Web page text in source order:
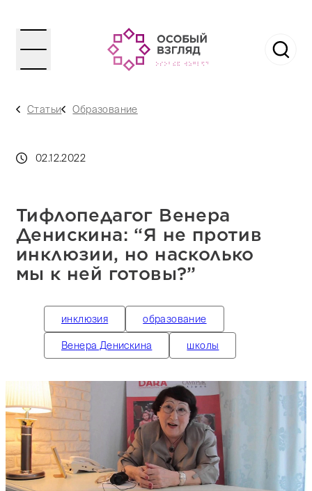
Статьи Образование
02.12.2022
Тифлопедагог Венера
Денискина: “Я не против
инклюзии, но насколько
мы к ней готовы?”
инклюзия образование
Венера Денискина школы